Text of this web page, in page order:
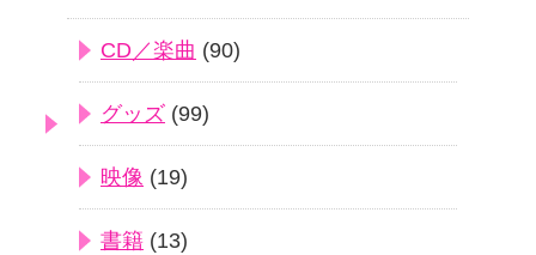
CD／楽曲 (90)
グッズ (99)
映像 (19)
書籍 (13)